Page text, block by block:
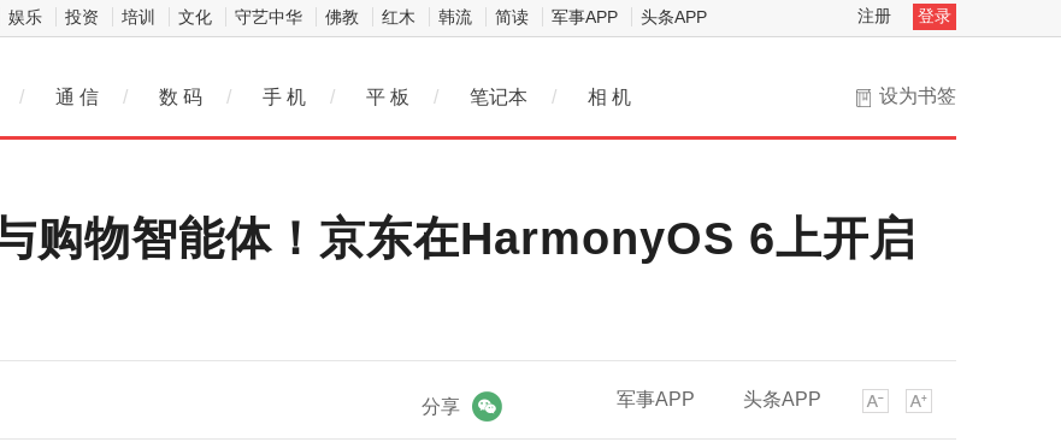
娱乐 投资 培训 文化 守艺中华 佛教 红木 韩流 简读 军事APP 头条APP 注册 登录
设为书签
/ 通 信 / 数 码 / 手 机 / 平 板 / 笔记本 / 相 机
购物智能体！京东在HarmonyOS 6上开启
军事APP 头条APP
分享